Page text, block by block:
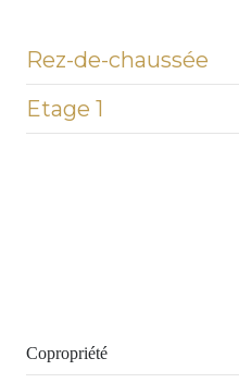
Rez-de-chaussée
entrée
Etage 1
Copropriété